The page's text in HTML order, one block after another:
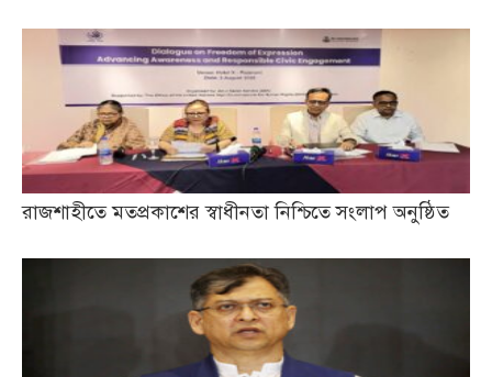
রাজশাহীতে মতপ্রকাশের স্বাধীনতা নিশ্চিতে সংলাপ অনুষ্ঠিত